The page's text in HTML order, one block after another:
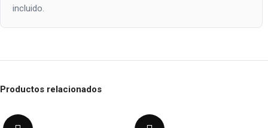
incluido.
Productos relacionados